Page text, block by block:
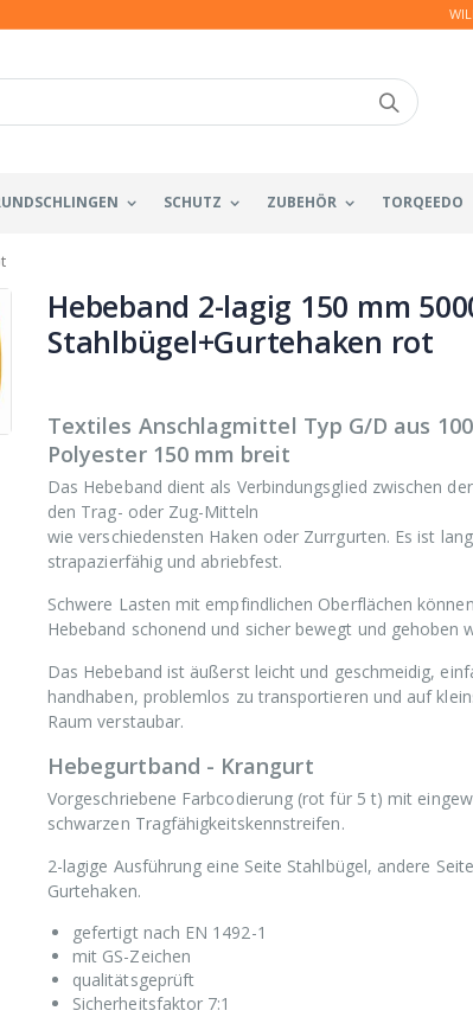
SCHUTZ ZUBEHÖR TORQEEDO
Hebeband 2-lagig 150 mm
Stahlbügel+Gurtehaken rot
Textiles Anschlagmittel Typ G/D aus
Polyester 150 mm breit
Das Hebeband dient als Verbindungsglied zwischen
den Trag- oder Zug-Mitteln
wie verschiedensten Haken oder Zurrgurten. Es ist
strapazierfähig und abriebfest.
Schwere Lasten mit empfindlichen Oberflächen
Hebeband schonend und sicher bewegt und gehoben
Das Hebeband ist äußerst leicht und geschmeidig,
handhaben, problemlos zu transportieren und auf
Raum verstaubar.
Hebegurtband - Krangurt
Vorgeschriebene Farbcodierung (rot für 5 t) mit
schwarzen Tragfähigkeitskennstreifen.
2-lagige Ausführung eine Seite Stahlbügel, andere
Gurtehaken.
gefertigt nach EN 1492-1
mit GS-Zeichen
qualitätsgeprüft
Sicherheitsfaktor 7:1